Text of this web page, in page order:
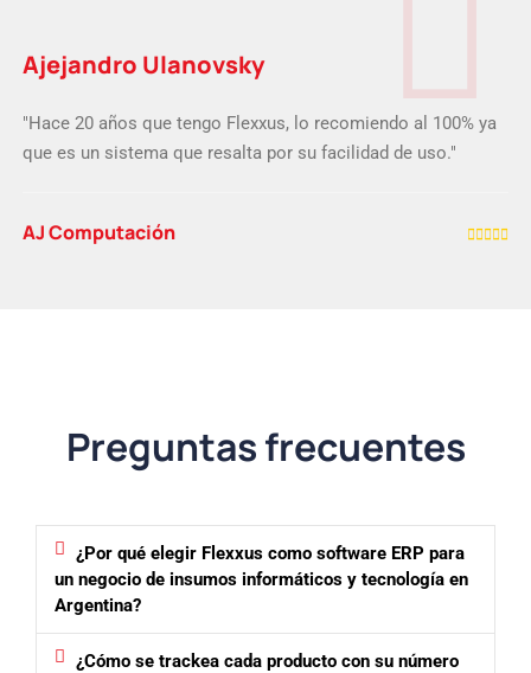
Damián David Abas
"Considero a Flexxus un muy buen software de gestión,
valoro las funcionalidades del software y la atención al
Preguntas frecuentes
¿Por qué elegir Flexxus como software ERP para
un negocio de insumos informáticos y tecnología en
Argentina?
¿Cómo se trackea cada producto con su número